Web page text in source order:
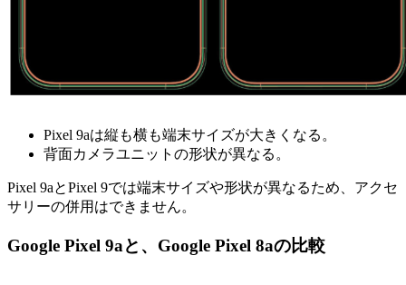
Pixel 9aは縦も横も端末サイズが大きくなる。
背面カメラユニットの形状が異なる。
Pixel 9aとPixel 9では端末サイズや形状が異なるため、アクセ
サリーの併用はできません。
Google Pixel 9aと、Google Pixel 8aの比較